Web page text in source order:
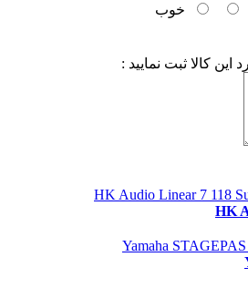
خوب
کالا ثبت نمایید :
HK